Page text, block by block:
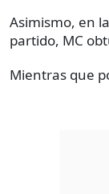
Asimismo, en
partido, MC
Mientras que